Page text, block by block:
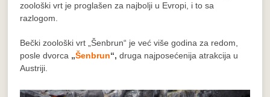
zoološki vrt je proglašen za najbolji u Evropi, i to sa
razlogom.
Bečki zoološki vrt „Šenbrun“ je već više godina za redom,
posle dvorca „Šenbrun“, druga najposećenija atrakcija u
Austriji.